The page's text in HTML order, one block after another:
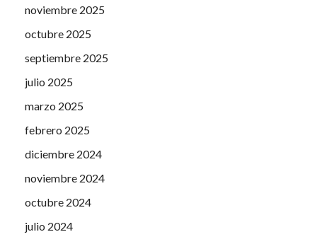
noviembre 2025
octubre 2025
septiembre 2025
julio 2025
marzo 2025
febrero 2025
diciembre 2024
noviembre 2024
octubre 2024
julio 2024